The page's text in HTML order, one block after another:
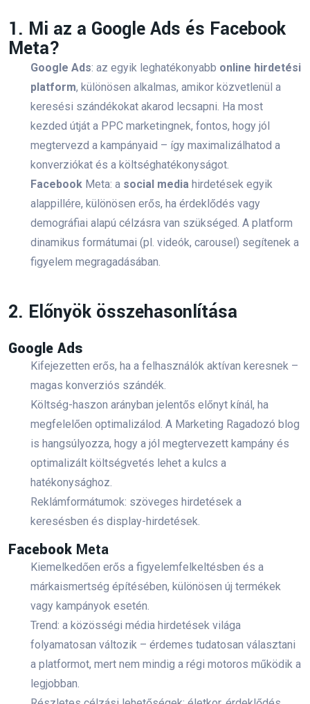
Marketing Képzés & Tippek (13)
Digital Marketing Tanfolyam (2)
Marketing Állások
Legutóbbi cikkek
Nyáron Is Hozz Ügyfeleket SEO-
Val – 10 Bevált Módszer Nyári
2026. 08. 05.
Augusztusi Marketing: 20
Feladat, Amit Még A Nyár Végén
Hogyan Építs Erős
Márkaidentitást Kis Budget
Mellett
2026. 07. 24.
Nyári Marketingstratégia: Így
Alapozd Meg Az Őszi Sikereket
Kövess minket
1. Mi az a Google Ads és Facebook
Meta?
Google Ads: az egyik leghatékonyabb online hirdetési
platform, különösen alkalmas, amikor közvetlenül a
keresési szándékokat akarod lecsapni. Ha most
kezded útját a PPC marketingnek, fontos, hogy jól
megtervezd a kampányaid – így maximalizálhatod a
konverziókat és a költséghatékonyságot.
Facebook Meta: a social media hirdetések egyik
alappillére, különösen erős, ha érdeklődés vagy
demográfiai alapú célzásra van szükséged. A platform
dinamikus formátumai (pl. videók, carousel) segítenek a
figyelem megragadásában.
2. Előnyök összehasonlítása
Google Ads
Kifejezetten erős, ha a felhasználók aktívan keresnek –
magas konverziós szándék.
Költség-haszon arányban jelentős előnyt kínál, ha
megfelelően optimalizálod. A Marketing Ragadozó blog
is hangsúlyozza, hogy a jól megtervezett kampány és
optimalizált költségvetés lehet a kulcs a
hatékonysághoz.
Reklámformátumok: szöveges hirdetések a
keresésben és display-hirdetések.
Facebook Meta
Kiemelkedően erős a figyelemfelkeltésben és a
márkaismertség építésében, különösen új termékek
vagy kampányok esetén.
Trend: a közösségi média hirdetések világa
folyamatosan változik – érdemes tudatosan választani
a platformot, mert nem mindig a régi motoros működik a
legjobban.